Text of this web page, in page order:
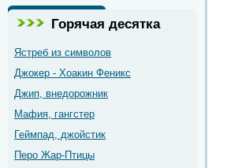
Горячая десятка
Ястреб из символов
Джокер - Хоакин Феникс
Джип, внедорожник
Мафия, гангстер
Геймпад, джойстик
Перо Жар-Птицы